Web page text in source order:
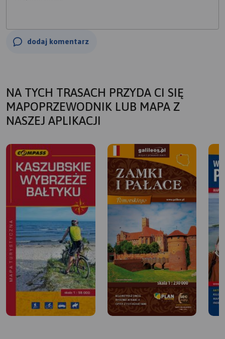
dodaj komentarz
NA TYCH TRASACH PRZYDA CI SIĘ
MAPOPRZEWODNIK LUB MAPA Z
NASZEJ APLIKACJI